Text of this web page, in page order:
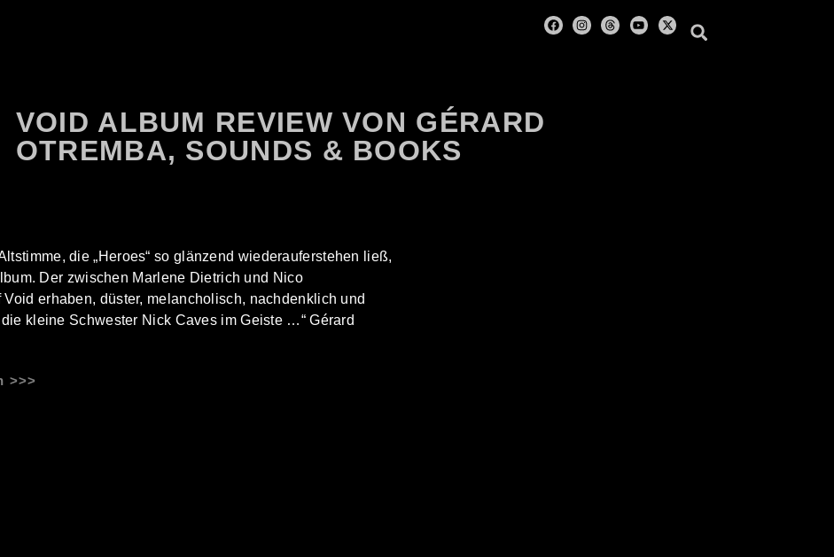
VOID ALBUM REVIEW VON GÉRARD
OTREMBA, SOUNDS & BOOKS
die „Heroes“ so glänzend wiederauferstehen ließ,
Der zwischen Marlene Dietrich und Nico
erhaben, düster, melancholisch, nachdenklich und
kleine Schwester Nick Caves im Geiste …“ Gérard
>>>